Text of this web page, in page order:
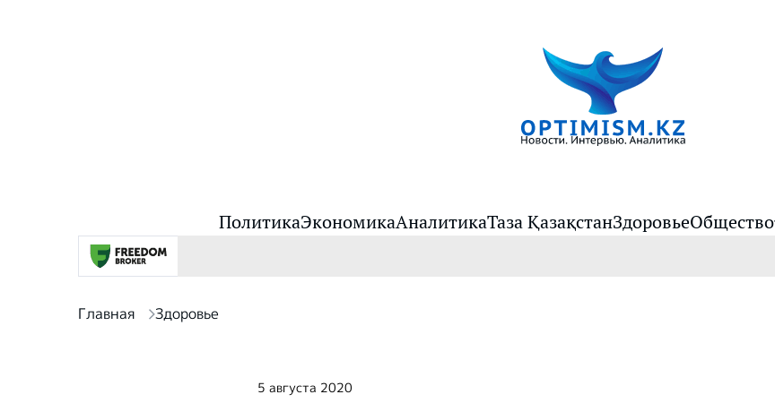
ПолитикаЭкономикаАналитикаТаза ҚазақстанЗдоровьеОбщество
Главная Здоровье
5 августа 2020